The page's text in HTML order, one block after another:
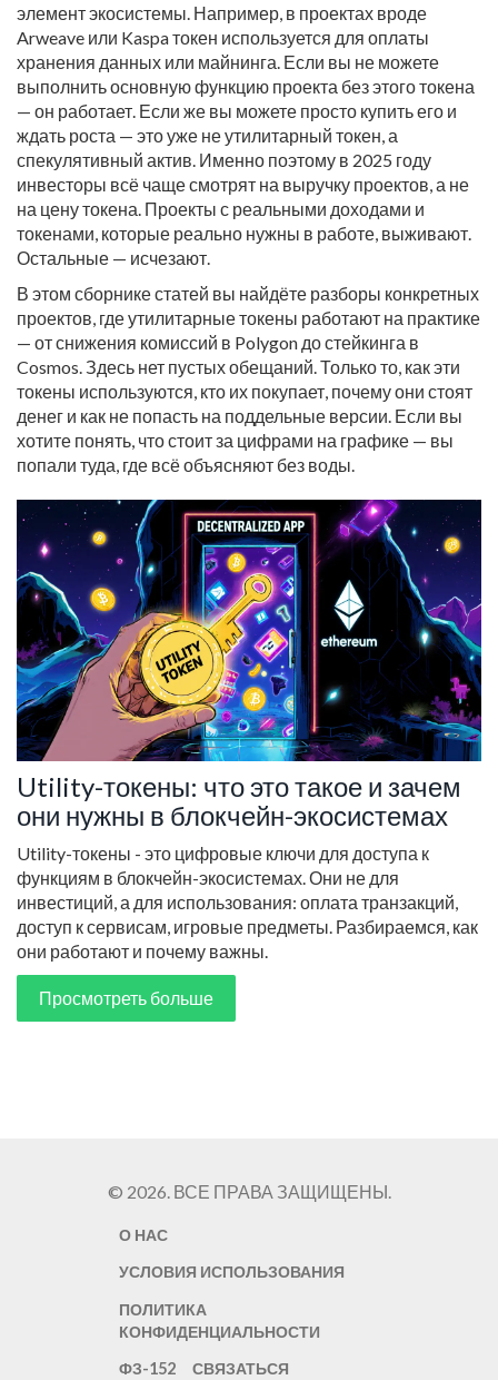
элемент экосистемы. Например, в проектах вроде
Arweave или Kaspa токен используется для оплаты
хранения данных или майнинга. Если вы не можете
выполнить основную функцию проекта без этого токена
— он работает. Если же вы можете просто купить его и
ждать роста — это уже не утилитарный токен, а
спекулятивный актив. Именно поэтому в 2025 году
инвесторы всё чаще смотрят на выручку проектов, а не
на цену токена. Проекты с реальными доходами и
токенами, которые реально нужны в работе, выживают.
Остальные — исчезают.
В этом сборнике статей вы найдёте разборы конкретных
проектов, где утилитарные токены работают на практике
— от снижения комиссий в Polygon до стейкинга в
Cosmos. Здесь нет пустых обещаний. Только то, как эти
токены используются, кто их покупает, почему они стоят
денег и как не попасть на поддельные версии. Если вы
хотите понять, что стоит за цифрами на графике — вы
попали туда, где всё объясняют без воды.
Utility-токены: что это такое и зачем
они нужны в блокчейн-экосистемах
Utility-токены - это цифровые ключи для доступа к
функциям в блокчейн-экосистемах. Они не для
инвестиций, а для использования: оплата транзакций,
доступ к сервисам, игровые предметы. Разбираемся, как
они работают и почему важны.
Просмотреть больше
© 2026. ВСЕ ПРАВА ЗАЩИЩЕНЫ.
О НАС
УСЛОВИЯ ИСПОЛЬЗОВАНИЯ
ПОЛИТИКА
КОНФИДЕНЦИАЛЬНОСТИ
ФЗ-152
СВЯЗАТЬСЯ